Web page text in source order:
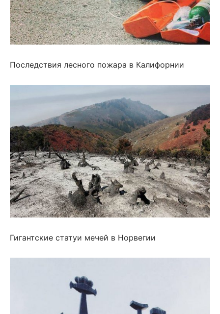
Последствия лесного пожара в Калифорнии
Гигантские статуи мечей в Норвегии